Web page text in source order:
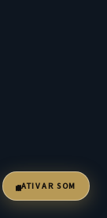
ATIVAR SOM